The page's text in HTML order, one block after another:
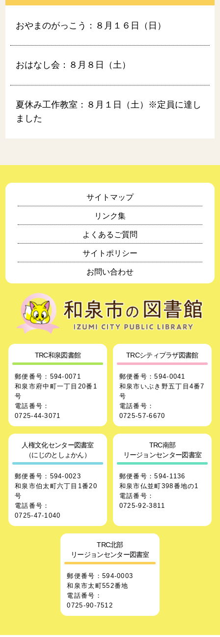
おやまのがっこう：８月１６日（日）
おはなし会：８月８日（土）
夏休み工作教室：８月１日（土）※定員に達し
ました
サイトマップ
リンク集
よくあるご質問
サイトポリシー
お問い合わせ
TRC和泉図書館
郵便番号：594-0071
和泉市府中町一丁目20番1
号
電話番号：
0725-44-3071
TRCシティプラザ図書館
郵便番号：594-0041
和泉市いぶき野五丁目4番7
号
電話番号：
0725-57-6670
人権文化センター図書室
（にじのとしょかん）
郵便番号：594-0023
和泉市伯太町六丁目1番20
号
電話番号：
0725-47-1040
TRC南部
リージョンセンター図書室
郵便番号：594-1136
和泉市仏並町398番地の1
電話番号：
0725-92-3811
TRC北部
リージョンセンター図書室
郵便番号：594-0003
和泉市太町552番地
電話番号：
0725-90-7512